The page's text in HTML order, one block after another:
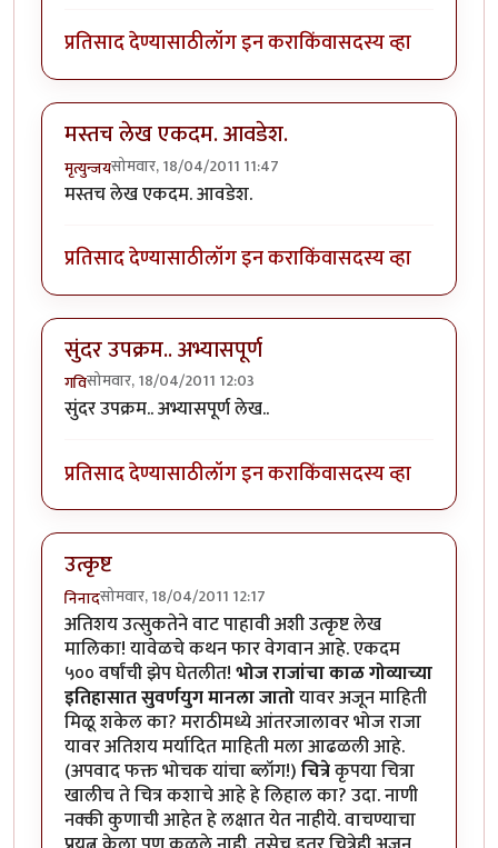
प्रतिसाद देण्यासाठीलॉग इन कराकिंवासदस्य व्हा
मस्तच लेख एकदम. आवडेश.
मृत्युन्जयसोमवार, 18/04/2011 11:47
मस्तच लेख एकदम. आवडेश.
प्रतिसाद देण्यासाठीलॉग इन कराकिंवासदस्य व्हा
सुंदर उपक्रम.. अभ्यासपूर्ण
गविसोमवार, 18/04/2011 12:03
सुंदर उपक्रम.. अभ्यासपूर्ण लेख..
प्रतिसाद देण्यासाठीलॉग इन कराकिंवासदस्य व्हा
उत्कृष्ट
निनादसोमवार, 18/04/2011 12:17
अतिशय उत्सुकतेने वाट पाहावी अशी उत्कृष्ट लेख
मालिका! यावेळचे कथन फार वेगवान आहे. एकदम
५०० वर्षांची झेप घेतलीत!भोज राजांचा काळ गोव्याच्या
इतिहासात सुवर्णयुग मानला जातोयावर अजून माहिती
मिळू शकेल का? मराठीमध्ये आंतरजालावर भोज राजा
यावर अतिशय मर्यादित माहिती मला आढळली आहे.
(अपवाद फक्त भोचक यांचा ब्लॉग!)चित्रेकृपया चित्रा
खालीच ते चित्र कशाचे आहे हे लिहाल का? उदा. नाणी
नक्की कुणाची आहेत हे लक्षात येत नाहीये. वाचण्याचा